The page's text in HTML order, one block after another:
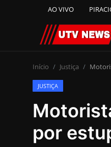
AO VIVO
AO VIVO
PIRACICABA
CAMPINAS
LIMEIRA
Início Justiça
JUSTIÇA
por